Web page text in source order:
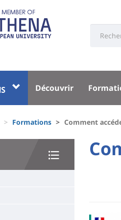
Menu
principal
Découvrir
Formations Comment
Titre
de
Image